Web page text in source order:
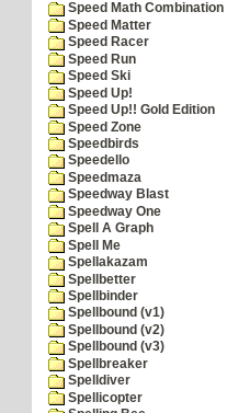
Speed Math Combination
Speed Matter
Speed Racer
Speed Run
Speed Ski
Speed Up!
Speed Up!! Gold Edition
Speed Zone
Speedbirds
Speedello
Speedmaza
Speedway Blast
Speedway One
Spell A Graph
Spell Me
Spellakazam
Spellbetter
Spellbinder
Spellbound (v1)
Spellbound (v2)
Spellbound (v3)
Spellbreaker
Spelldiver
Spellicopter